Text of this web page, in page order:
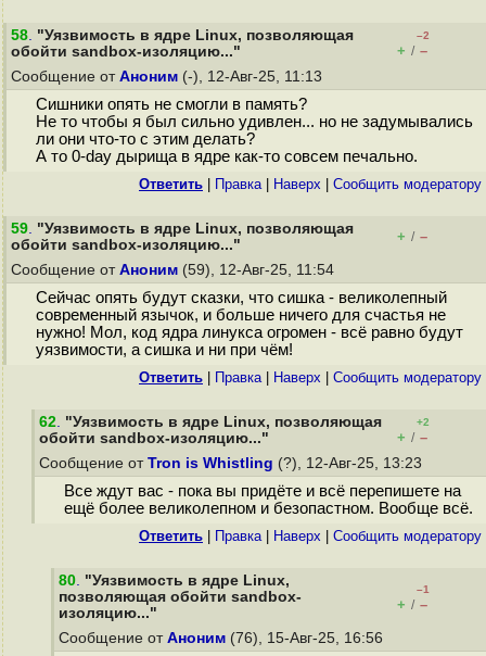
58. "Уязвимость в ядре Linux, позволяющая
обойти sandbox-изоляцию..."
–2
+ / –
Сообщение от Аноним (-), 12-Авг-25, 11:13
Сишники опять не смогли в память?
Не то чтобы я был сильно удивлен... но не задумывались
ли они что-то с этим делать?
А то 0-day дырища в ядре как-то совсем печально.
Ответить Правка| Наверх Cообщить модератору
59. "Уязвимость в ядре Linux, позволяющая
обойти sandbox-изоляцию..."
+ / –
Сообщение от Аноним (59), 12-Авг-25, 11:54
Сейчас опять будут сказки, что сишка - великолепный
современный язычок, и больше ничего для счастья не
нужно! Мол, код ядра линукса огромен - всё равно будут
уязвимости, а сишка и ни при чём!
Ответить Правка| Наверх Cообщить модератору
62. "Уязвимость в ядре Linux, позволяющая
обойти sandbox-изоляцию..."
+2
+ / –
Сообщение от Tron is Whistling (?), 12-Авг-25, 13:23
Все ждут вас - пока вы придёте и всё перепишете на
ещё более великолепном и безопастном. Вообще всё.
Ответить Правка| Наверх Cообщить модератору
80. "Уязвимость в ядре Linux,
позволяющая обойти sandbox-
изоляцию..."
–1
+ / –
Сообщение от Аноним (76), 15-Авг-25, 16:56